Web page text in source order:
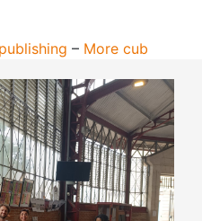
publishing – More cub